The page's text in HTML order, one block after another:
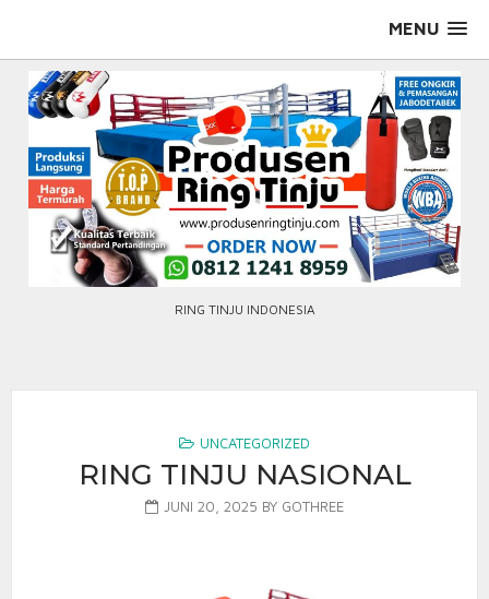
MENU
RING TINJU INDONESIA
UNCATEGORIZED
RING TINJU NASIONAL
JUNI 20, 2025 BY GOTHREE